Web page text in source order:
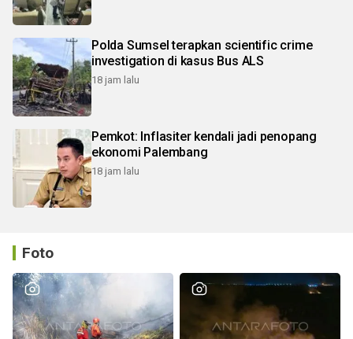
Polda Sumsel terapkan scientific crime
investigation di kasus Bus ALS
18 jam lalu
Pemkot: Inflasiter kendali jadi penopang
ekonomi Palembang
18 jam lalu
Foto